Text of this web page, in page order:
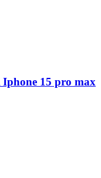
Iphone 15 pro max